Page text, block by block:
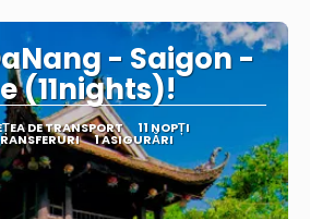
- Saigon -
(11nights)!
DE TRANSPORT 11 NOPȚI
1 ASIGURĂRI